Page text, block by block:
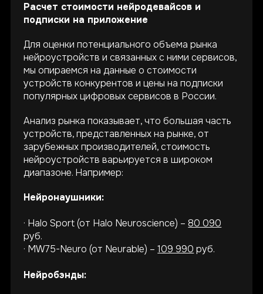
Расчет стоимости нейродевайсов и
подписки на приложение
Для оценки потенциального объема рынка
нейроустройств и связанных с ними сервисов,
мы опираемся на данные о стоимости
устройств конкурентов и цены на подписки
популярных цифровых сервисов в России.
Анализ рынка показывает, что большая часть
устройств, представленных на рынке, от
зарубежных производителей, стоимость
нейроустройств варьируется в широком
диапазоне. Например:
Нейронаушники:
· Halo Sport (от Halo Neuroscience) –80 090
руб.
· MW75-Neuro (от Neurable) –109 990 руб.
Нейробэнды: